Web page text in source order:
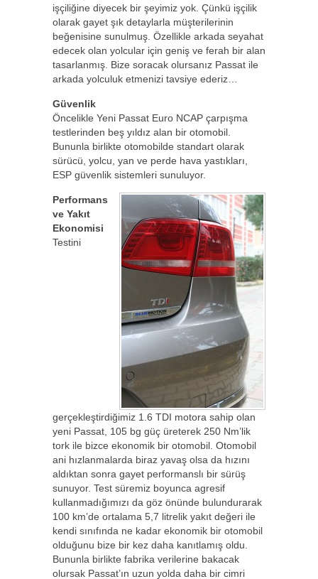
işçiliğine diyecek bir şeyimiz yok. Çünkü işçilik
olarak gayet şık detaylarla müşterilerinin
beğenisine sunulmuş. Özellikle arkada seyahat
edecek olan yolcular için geniş ve ferah bir alan
tasarlanmış. Bize soracak olursanız Passat ile
arkada yolculuk etmenizi tavsiye ederiz…
Güvenlik
Öncelikle Yeni Passat Euro NCAP çarpışma
testlerinden beş yıldız alan bir otomobil.
Bununla birlikte otomobilde standart olarak
sürücü, yolcu, yan ve perde hava yastıkları,
ESP güvenlik sistemleri sunuluyor.
Performans
ve Yakıt
Ekonomisi
Testini
gerçekleştirdiğimiz 1.6 TDI motora sahip olan
yeni Passat, 105 bg güç üreterek 250 Nm’lik
tork ile bizce ekonomik bir otomobil. Otomobil
ani hızlanmalarda biraz yavaş olsa da hızını
aldıktan sonra gayet performanslı bir sürüş
sunuyor. Test süremiz boyunca agresif
kullanmadığımızı da göz önünde bulundurarak
100 km’de ortalama 5,7 litrelik yakıt değeri ile
kendi sınıfında ne kadar ekonomik bir otomobil
olduğunu bize bir kez daha kanıtlamış oldu.
Bununla birlikte fabrika verilerine bakacak
olursak Passat’ın uzun yolda daha bir cimri